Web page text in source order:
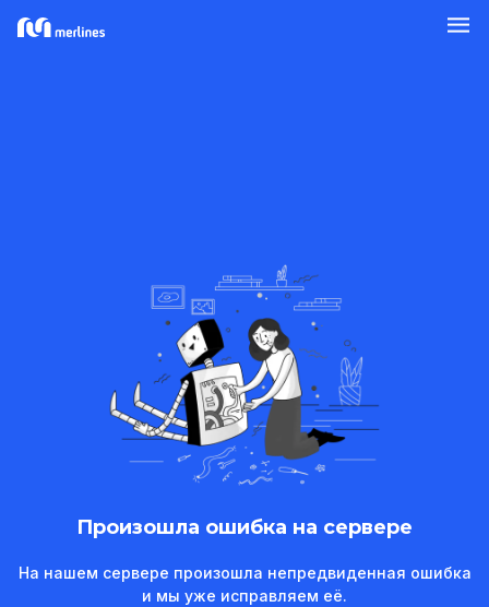
Произошла ошибка на сервере
На нашем сервере произошла непредвиденная ошибка
и мы уже исправляем её.